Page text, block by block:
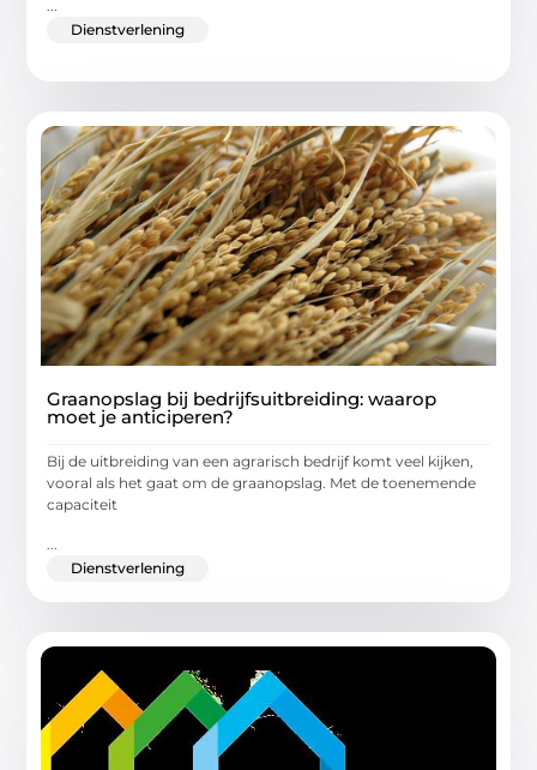
...
Dienstverlening
Graanopslag bij bedrijfsuitbreiding: waarop
moet je anticiperen?
Bij de uitbreiding van een agrarisch bedrijf komt veel kijken,
vooral als het gaat om de graanopslag. Met de toenemende
capaciteit
Dienstverlening